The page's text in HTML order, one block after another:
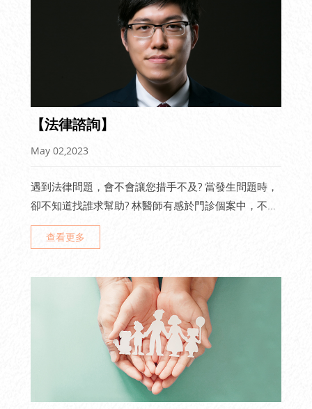
【法律諮詢】
May 02,2023
遇到法律問題，會不會讓您措手不及? 當發生問題時，
卻不知道找誰求幫助? 林醫師有感於門診個案中，不少
因為法律事件造成的身心症候群。期盼當事者除了在診
療過程獲得舒緩，亦期待有專業的法律工作者可以協助
查看更多